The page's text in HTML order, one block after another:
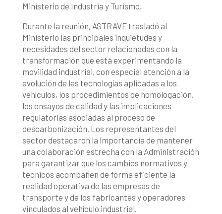
Ministerio de Industria y Turismo.
Durante la reunión, ASTRAVE trasladó al
Ministerio las principales inquietudes y
necesidades del sector relacionadas con la
transformación que está experimentando la
movilidad industrial, con especial atención a la
evolución de las tecnologías aplicadas a los
vehículos, los procedimientos de homologación,
los ensayos de calidad y las implicaciones
regulatorias asociadas al proceso de
descarbonización. Los representantes del
sector destacaron la importancia de mantener
una colaboración estrecha con la Administración
para garantizar que los cambios normativos y
técnicos acompañen de forma eficiente la
realidad operativa de las empresas de
transporte y de los fabricantes y operadores
vinculados al vehículo industrial.